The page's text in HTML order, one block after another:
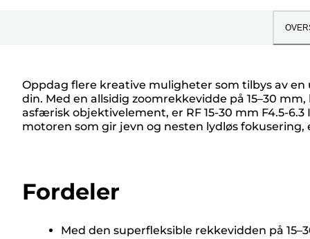
Oppdag flere kreative muligheter som tilbys av
din. Med en allsidig zoomrekkevidde på 15–30
asfærisk objektivelement, er RF 15-30 mm F4.5-
motoren som gir jevn og nesten lydløs fokusering,
Fordeler
Med den superfleksible rekkevidden på